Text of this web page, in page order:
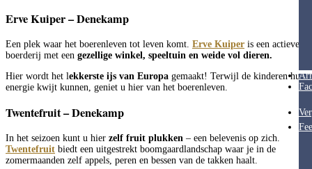
Erve Kuiper – Denekamp
Een plek waar het boerenleven tot leven komt. Erve Kuiper is een actieve
boerderij met een gezellige winkel, speeltuin en weide vol dieren.
Hier wordt het lekkerste ijs van Europa gemaakt! Terwijl de kinderen hun
energie kwijt kunnen, geniet u hier van het boerenleven.
Twentefruit – Denekamp
In het seizoen kunt u hier zelf fruit plukken – een belevenis op zich.
Twentefruit biedt een uitgestrekt boomgaardlandschap waar je in de
zomermaanden zelf appels, peren en bessen van de takken haalt.